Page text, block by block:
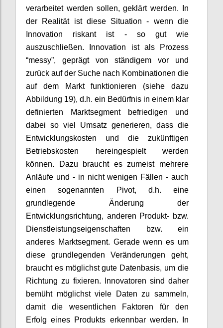
verarbeitet werden sollen, geklärt werden. In
der Realität ist diese Situation - wenn die
Innovation riskant ist - so gut wie
auszuschließen. Innovation ist als Prozess
“messy”, geprägt von ständigem vor und
zurück auf der Suche nach Kombinationen die
auf dem Markt funktionieren (siehe dazu
Abbildung 19), d.h. ein Bedürfnis in einem klar
definierten Marktsegment befriedigen und
dabei so viel Umsatz generieren, dass die
Entwicklungskosten und die zukünftigen
Betriebskosten hereingespielt werden
können. Dazu braucht es zumeist mehrere
Anläufe und - in nicht wenigen Fällen - auch
einen sogenannten Pivot, d.h. eine
grundlegende Änderung der
Entwicklungsrichtung, anderen Produkt- bzw.
Dienstleistungseigenschaften bzw. ein
anderes Marktsegment. Gerade wenn es um
diese grundlegenden Veränderungen geht,
braucht es möglichst gute Datenbasis, um die
Richtung zu fixieren. Innovatoren sind daher
bemüht möglichst viele Daten zu sammeln,
damit die wesentlichen Faktoren für den
Erfolg eines Produkts erkennbar werden. In